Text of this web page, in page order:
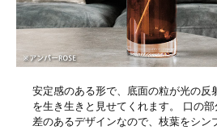
安定感のある形で、底面の粒が光の反
を生き生きと見せてくれます。 口の
差のあるデザインなので、枝葉をシン